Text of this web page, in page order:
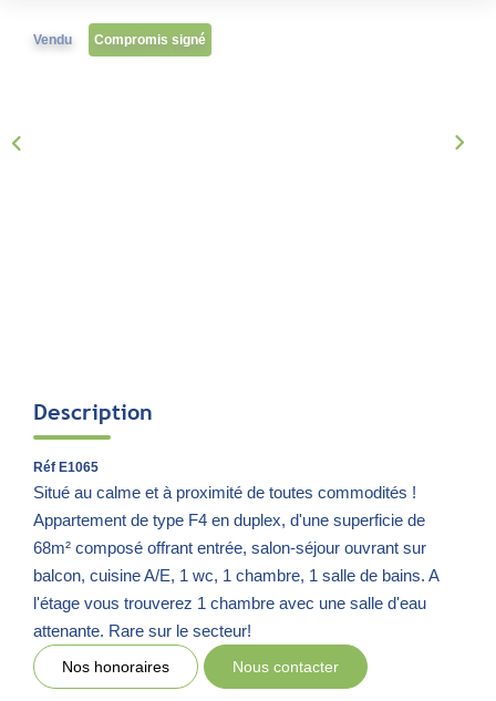
NOS AGENCES
Vendu Compromis signé
Description
Réf E1065
Situé au calme et à proximité de toutes commodités !
Appartement de type F4 en duplex, d'une superficie de
68m² composé offrant entrée, salon-séjour ouvrant sur
balcon, cuisine A/E, 1 wc, 1 chambre, 1 salle de bains. A
l'étage vous trouverez 1 chambre avec une salle d'eau
attenante. Rare sur le secteur!
Nos honoraires Nous contacter